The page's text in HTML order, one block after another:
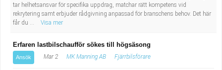
Industriell tillverkning
Kropps- och skönhetsvård
Behandlingsassistent/Socialpedagog
Budbilsförare
tar helhetsansvar för specifika uppdrag, matchar rätt kompetens vid
rekrytering samt erbjuder rådgivning anpassad för branschens behov. Det här
får du ...
Visa mer
Erfaren lastbilschaufför sökes till högsäsong
Ansök Mar 2 MK Manning AB Fjärrbilsförare